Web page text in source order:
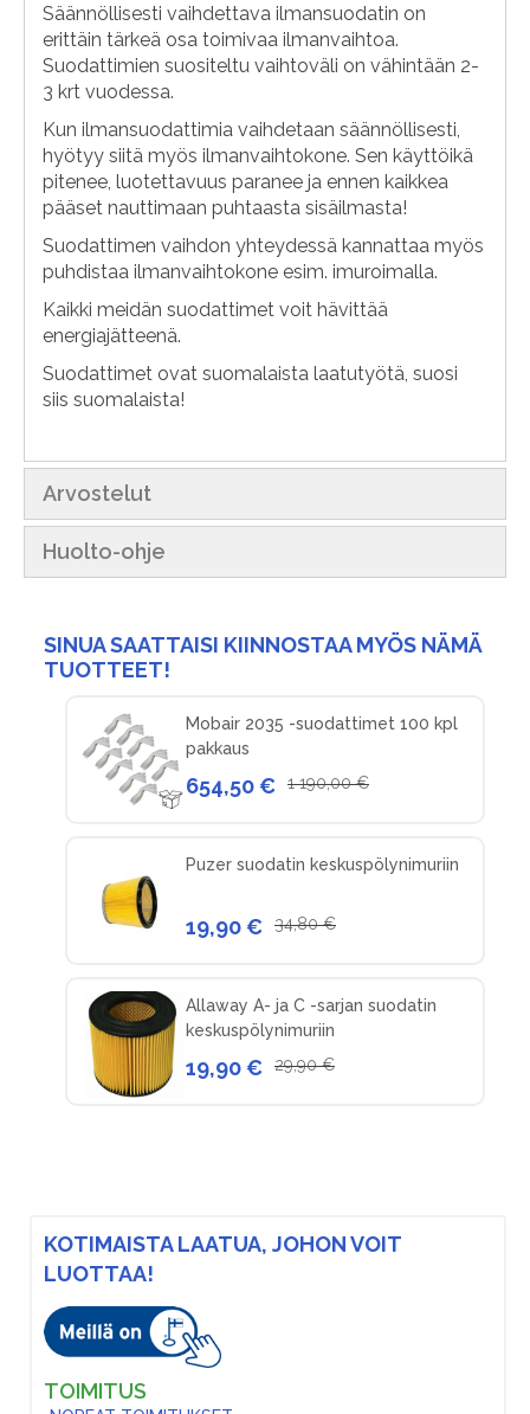
Säännöllisesti vaihdettava ilmansuodatin on
erittäin tärkeä osa toimivaa ilmanvaihtoa.
Suodattimien suositeltu vaihtoväli on vähintään 2-
3 krt vuodessa.
Kun ilmansuodattimia vaihdetaan säännöllisesti,
hyötyy siitä myös ilmanvaihtokone. Sen käyttöikä
pitenee, luotettavuus paranee ja ennen kaikkea
pääset nauttimaan puhtaasta sisäilmasta!
Suodattimen vaihdon yhteydessä kannattaa myös
puhdistaa ilmanvaihtokone esim. imuroimalla.
Kaikki meidän suodattimet voit hävittää
energiajätteenä.
Suodattimet ovat suomalaista laatutyötä, suosi
siis suomalaista!
Arvostelut
Huolto-ohje
KOTIMAISTA LAATUA, JOHON VOIT
LUOTTAA!
TOIMITUS
SINUA SAATTAISI KIINNOSTAA MYÖS NÄMÄ
TUOTTEET!
Mobair 2035 -suodattimet 100 kpl
pakkaus
654,50 € 1 190,00 €
Puzer suodatin keskuspölynimuriin
19,90 € 34,80 €
Allaway A- ja C -sarjan suodatin
keskuspölynimuriin
19,90 € 29,90 €